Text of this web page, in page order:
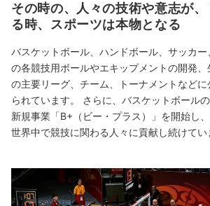
その時の、人々の技術や意志が
る時、スポーツは本物となる
バスケットボール、ハンドボール、サッカ
の各競技用ボールやエキップメントの開発
の主要リーグ、チーム、トーナメントなど
られています。 さらに、バスケットボール
新規事業「B+（ビー・プラス）」を開始し
世界中で競技に関わる人々に貢献し続けてい